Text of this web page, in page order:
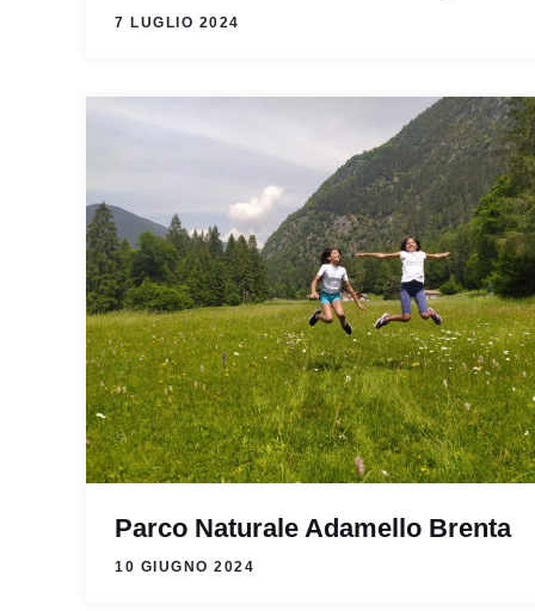
7 LUGLIO 2024
Parco Naturale Adamello Brenta
10 GIUGNO 2024